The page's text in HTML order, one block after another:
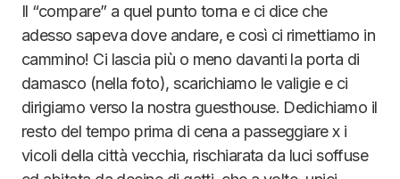
Il “compare” a quel punto torna e ci dice che
adesso sapeva dove andare, e così ci rimettiamo in
cammino! Ci lascia più o meno davanti la porta di
damasco (nella foto), scarichiamo le valigie e ci
dirigiamo verso la nostra guesthouse. Dedichiamo il
resto del tempo prima di cena a passeggiare x i
vicoli della città vecchia, rischiarata da luci soffuse